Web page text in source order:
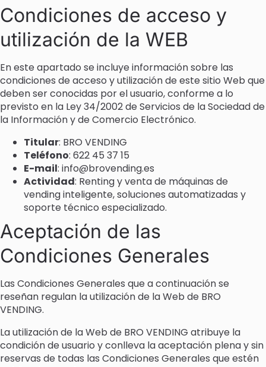
Condiciones de acceso y
utilización de la WEB
En este apartado se incluye información sobre las
condiciones de acceso y utilización de este sitio Web que
deben ser conocidas por el usuario, conforme a lo
previsto en la Ley 34/2002 de Servicios de la Sociedad de
la Información y de Comercio Electrónico.
Titular: BRO VENDING
Teléfono: 622 45 37 15
E-mail: info@brovending.es
Actividad: Renting y venta de máquinas de
vending inteligente, soluciones automatizadas y
soporte técnico especializado.
Aceptación de las
Condiciones Generales
Las Condiciones Generales que a continuación se
reseñan regulan la utilización de la Web de BRO
VENDING.
La utilización de la Web de BRO VENDING atribuye la
condición de usuario y conlleva la aceptación plena y sin
reservas de todas las Condiciones Generales que estén